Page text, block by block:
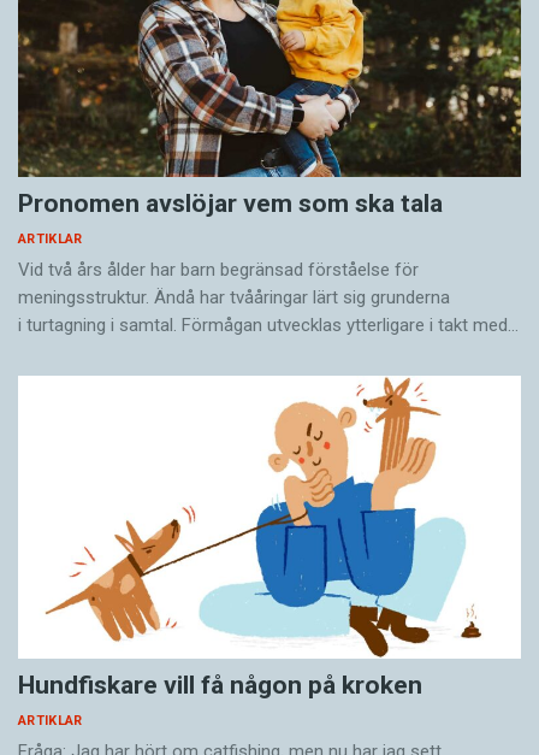
Pronomen avslöjar vem som ska tala
ARTIKLAR
Vid två års ålder har barn begränsad förståelse för
meningsstruktur. Ändå har tvååringar lärt sig grunderna
i turtagning i samtal. Förmågan utvecklas ytterligare i takt med…
Hundfiskare vill få någon på kroken
ARTIKLAR